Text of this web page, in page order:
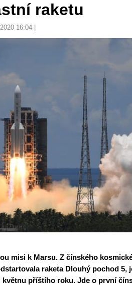
raketu
16:04 |
misi k Marsu. Z čínského
raketa Dlouhý pochod 5,
květnu příštího roku. Jde o první